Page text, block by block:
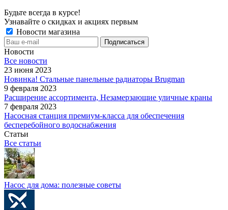
Будьте всегда в курсе!
Узнавайте о скидках и акциях первым
Новости магазина
Новости
Все новости
23 июня 2023
Новинка! Стальные панельные радиаторы Brugman
9 февраля 2023
Расширение ассортимента, Незамерзающие уличные краны
7 февраля 2023
Насосная станция премиум-класса для обеспечения
бесперебойного водоснабжения
Статьи
Все статьи
Насос для дома: полезные советы